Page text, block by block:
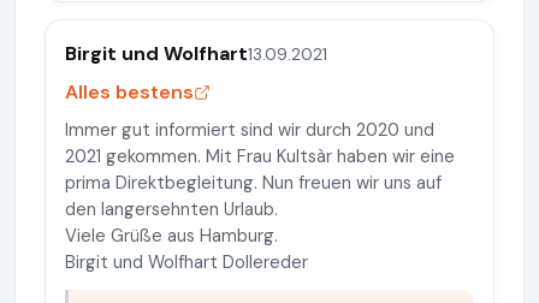
Birgit und Wolfhart13.09.2021
Alles bestens
Immer gut informiert sind wir durch 2020 und
2021 gekommen. Mit Frau Kultsàr haben wir eine
prima Direktbegleitung. Nun freuen wir uns auf
den langersehnten Urlaub.
Viele Grüße aus Hamburg.
Birgit und Wolfhart Dollereder